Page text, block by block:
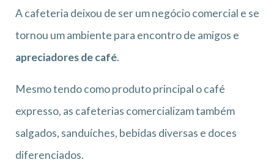
A cafeteria deixou de ser um negócio comercial e se
tornou um ambiente para encontro de amigos e
apreciadores de café.
Mesmo tendo como produto principal o café
expresso, as cafeterias comercializam também
salgados, sanduíches, bebidas diversas e doces
diferenciados.